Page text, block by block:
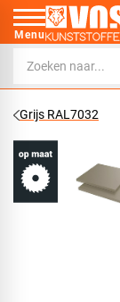
Menu
Grijs RAL7032